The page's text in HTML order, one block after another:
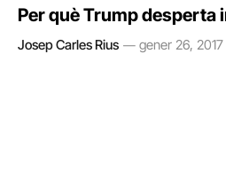
Per què Trump desperta
Josep Carles Rius gener 26, 2017